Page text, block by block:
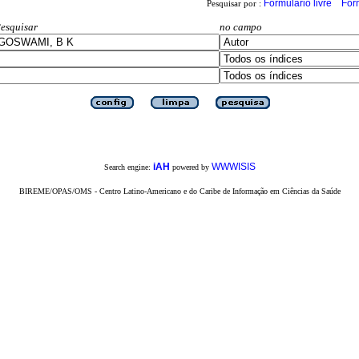
Pesquisar por : Formulário livre
no campo
Search engine: iAH powered by WWWISIS
BIREME/OPAS/OMS - Centro Latino-Americano e do Caribe de Informação em Ciências da Saúde